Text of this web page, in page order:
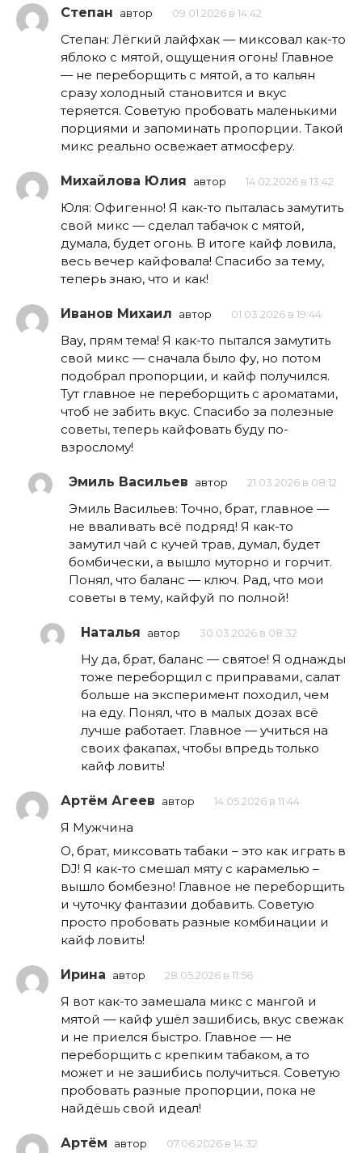
Степан автор 09.01.2026 в 14:42
Степан: Лёгкий лайфхак — миксовал как-то
яблоко с мятой, ощущения огонь! Главное
— не переборщить с мятой, а то кальян
сразу холодный становится и вкус
теряется. Советую пробовать маленькими
порциями и запоминать пропорции. Такой
микс реально освежает атмосферу.
Михайлова Юлия автор 14.02.2026 в 13:42
Юля: Офигенно! Я как-то пыталась замутить
свой микс — сделал табачок с мятой,
думала, будет огонь. В итоге кайф ловила,
весь вечер кайфовала! Спасибо за тему,
теперь знаю, что и как!
Иванов Михаил автор 01.03.2026 в 19:44
Вау, прям тема! Я как-то пытался замутить
свой микс — сначала было фу, но потом
подобрал пропорции, и кайф получился.
Тут главное не переборщить с ароматами,
чтоб не забить вкус. Спасибо за полезные
советы, теперь кайфовать буду по-
взрослому!
Эмиль Васильев автор 21.03.2026 в 08:12
Эмиль Васильев: Точно, брат, главное —
не вваливать всё подряд! Я как-то
замутил чай с кучей трав, думал, будет
бомбически, а вышло муторно и горчит.
Понял, что баланс — ключ. Рад, что мои
советы в тему, кайфуй по полной!
Наталья автор 30.03.2026 в 08:32
Ну да, брат, баланс — святое! Я однажды
тоже переборщил с приправами, салат
больше на эксперимент походил, чем
на еду. Понял, что в малых дозах всё
лучше работает. Главное — учиться на
своих факапах, чтобы впредь только
кайф ловить!
Артём Агеев автор 14.05.2026 в 11:44
Я Мужчина
О, брат, миксовать табаки – это как играть в
DJ! Я как-то смешал мяту с карамелью –
вышло бомбезно! Главное не переборщить
и чуточку фантазии добавить. Советую
просто пробовать разные комбинации и
кайф ловить!
Ирина автор 28.05.2026 в 11:56
Я вот как-то замешала микс с мангой и
мятой — кайф ушёл зашибись, вкус свежак
и не приелся быстро. Главное — не
переборщить с крепким табаком, а то
может и не зашибись получиться. Советую
пробовать разные пропорции, пока не
найдёшь свой идеал!
Артём автор 07.06.2026 в 14:32